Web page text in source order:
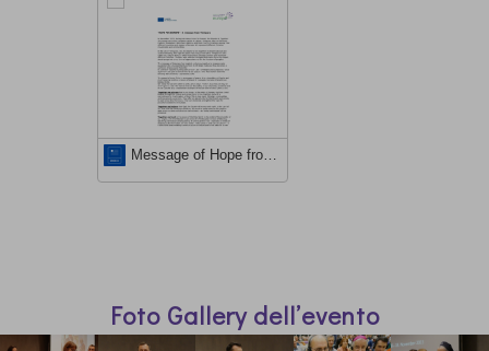
Message of Hope from Timisoara_EN RO DE IT FR_DEF
Foto Gallery dell’evento